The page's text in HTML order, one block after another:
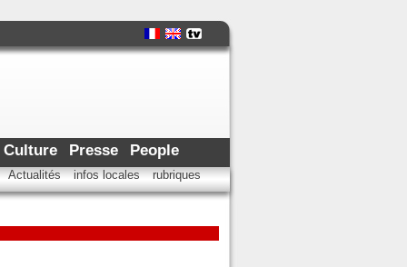
Culture Presse People
Actualités infos locales rubriques